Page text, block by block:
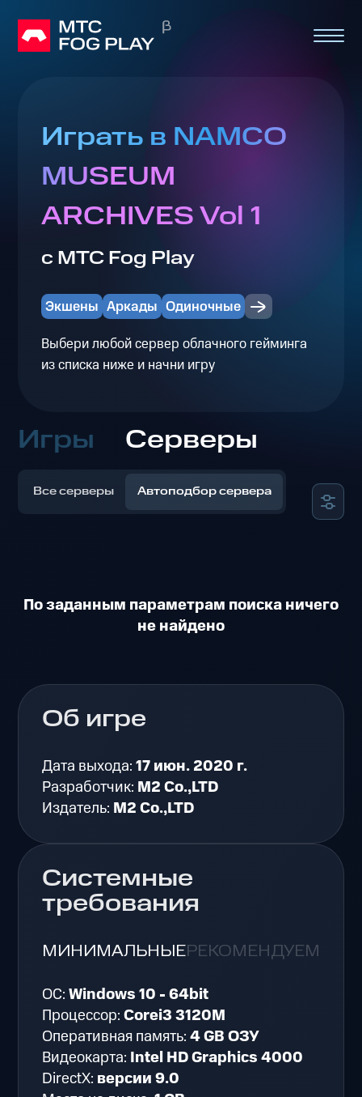
Играть в NAMCO
MUSEUM
ARCHIVES Vol 1
с МТС Fog Play
Экшены Аркады Одиночные
Выбери любой сервер облачного гейминга
из списка ниже и начни игру
Игры Серверы
Все серверы Автоподбор сервера
По заданным параметрам поиска ничего
не найдено
Об игре
Дата выхода:17 июн. 2020 г.
Разработчик: M2 Co.,LTD
Издатель: M2 Co.,LTD
Системные
требования
МИНИМАЛЬНЫЕРЕКОМЕНДУЕМЫЕ
ОС:Windows 10 - 64bit
Процессор:Corei3 3120M
Оперативная память:4 GB ОЗУ
Видеокарта: Intel HD Graphics 4000
DirectX: версии 9.0